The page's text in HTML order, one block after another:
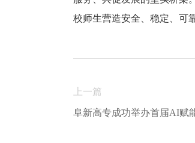
校师生营造安全、稳定、可
上一篇
阜新高专成功举办首届AI赋